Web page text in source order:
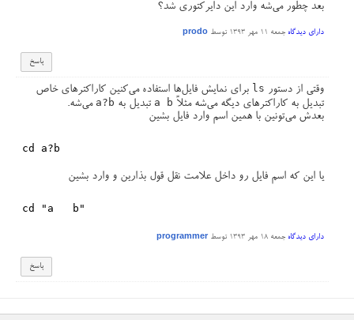
بعد چطور می‌شه وارد این دایرکتوری شد؟
دارای دیدگاه جمعه ۱۱ مهر ۱۳۹۳ توسط prodo
وقتی از دستور ls برای نمایش فایل‌ها استفاده می‌کنین کاراکترهای خاص
تبدیل به کاراکترهای دیگه می‌شه مثلاً a b تبدیل به a?b می‌شه.
بعدش می‌تونین با همین اسم وارد فایل بشین
یا این که اسم فایل رو داخل علامت نقل قول بذارین و وارد بشین
دارای دیدگاه جمعه ۱۸ مهر ۱۳۹۳ توسط programmer